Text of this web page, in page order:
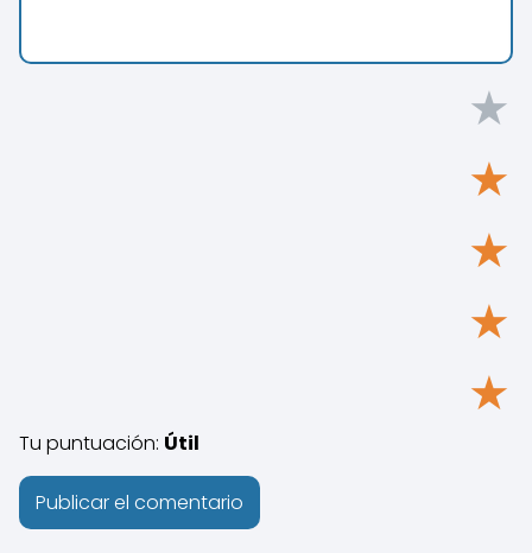
★
★
★
★
★
Tu puntuación: Útil